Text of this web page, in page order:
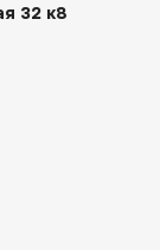
32 к8